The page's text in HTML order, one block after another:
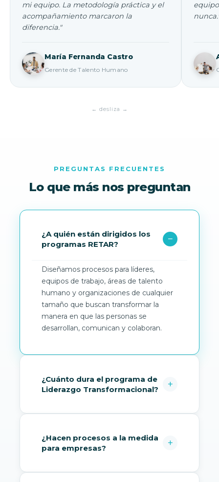
mi equipo. La metodología práctica y el
acompañamiento marcaron la
diferencia."
María Fernanda Castro
Gerente de Talento Humano
PREGUNTAS FRECUENTES
Lo que más nos preguntan
¿A quién están dirigidos los
programas RETAR?
Diseñamos procesos para líderes,
equipos de trabajo, áreas de talento
humano y organizaciones de cualquier
tamaño que buscan transformar la
manera en que las personas se
desarrollan, comunican y colaboran.
¿Cuánto dura el programa de
Liderazgo Transformacional?
¿Hacen procesos a la medida
para empresas?